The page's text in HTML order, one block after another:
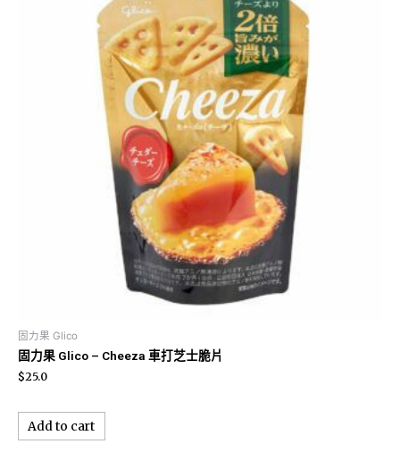
固力果 Glico
固力果 Glico – Cheeza 車打芝士脆片
$25.0
Add to cart